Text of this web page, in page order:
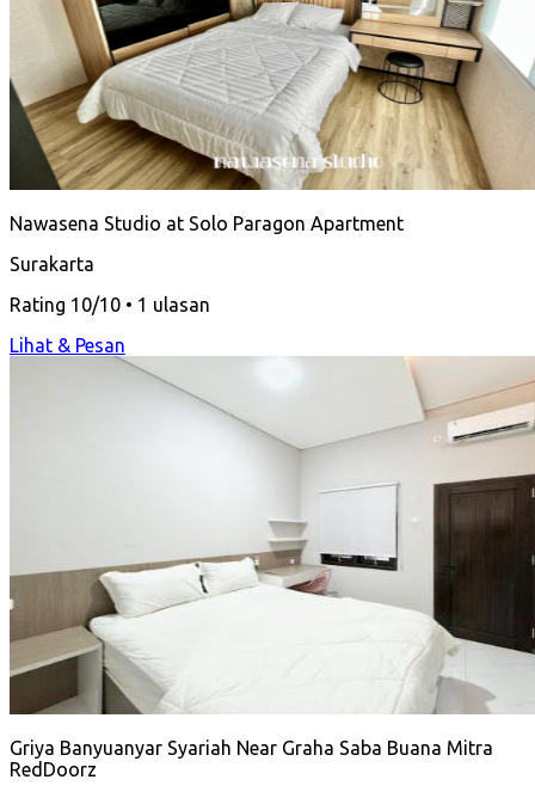
Nawasena Studio at Solo Paragon Apartment
Surakarta
Rating 10/10 • 1 ulasan
Lihat & Pesan
Griya Banyuanyar Syariah Near Graha Saba Buana Mitra
RedDoorz